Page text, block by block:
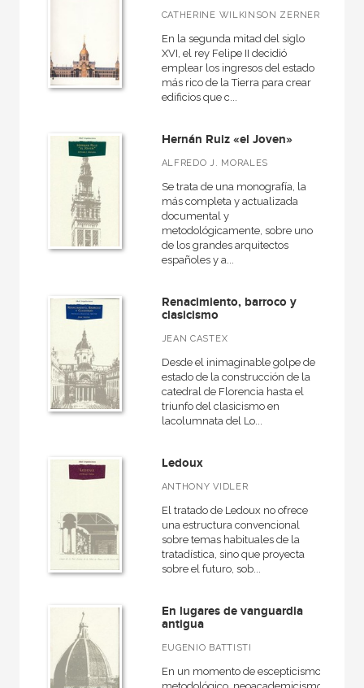
CATHERINE WILKINSON ZERNER
En la segunda mitad del siglo
XVI, el rey Felipe II decidió
emplear los ingresos del estado
más rico de la Tierra para crear
edificios que c...
Hernán Ruiz «el Joven»
ALFREDO J. MORALES
Se trata de una monografía, la
más completa y actualizada
documental y
metodológicamente, sobre uno
de los grandes arquitectos
españoles y a...
Renacimiento, barroco y
clasicismo
JEAN CASTEX
Desde el inimaginable golpe de
estado de la construcción de la
catedral de Florencia hasta el
triunfo del clasicismo en
lacolumnata del Lo...
Ledoux
ANTHONY VIDLER
El tratado de Ledoux no ofrece
una estructura convencional
sobre temas habituales de la
tratadística, sino que proyecta
sobre el futuro, sob...
En lugares de vanguardia
antigua
EUGENIO BATTISTI
En un momento de escepticismo